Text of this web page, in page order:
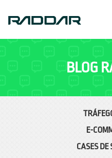
BLOG
E-
CASES DE